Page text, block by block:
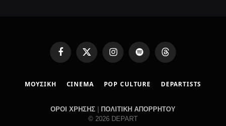
F
o
X
w
t
e
I
t
r
a
S
t
y
T
e
s
ΜΟΥΣΙΚΗ CINEMA POP CULTURE DEPARTISTS
ΟΡΟΙ ΧΡΗΣΗΣ
ΠΟΛΙΤΙΚΗ ΑΠΟΡΡΗΤΟΥ
© 2026 DEPART